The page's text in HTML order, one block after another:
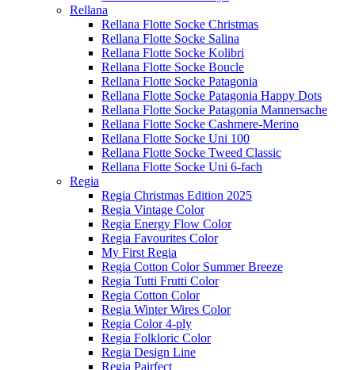
Rellana
Rellana Flotte Socke Christmas
Rellana Flotte Socke Salina
Rellana Flotte Socke Kolibri
Rellana Flotte Socke Boucle
Rellana Flotte Socke Patagonia
Rellana Flotte Socke Patagonia Happy Dots
Rellana Flotte Socke Patagonia Mannersache
Rellana Flotte Socke Cashmere-Merino
Rellana Flotte Socke Uni 100
Rellana Flotte Socke Tweed Classic
Rellana Flotte Socke Uni 6-fach
Regia
Regia Christmas Edition 2025
Regia Vintage Color
Regia Energy Flow Color
Regia Favourites Color
My First Regia
Regia Cotton Color Summer Breeze
Regia Tutti Frutti Color
Regia Cotton Color
Regia Winter Wires Color
Regia Color 4-ply
Regia Folkloric Color
Regia Design Line
Regia Pairfect